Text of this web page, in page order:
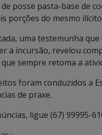
de posse pasta-base de
porções do mesmo
uma testemunha
a incursão, revelou
sempre retoma a
foram conduzidos a
de praxe.
ligue (67) 99995-